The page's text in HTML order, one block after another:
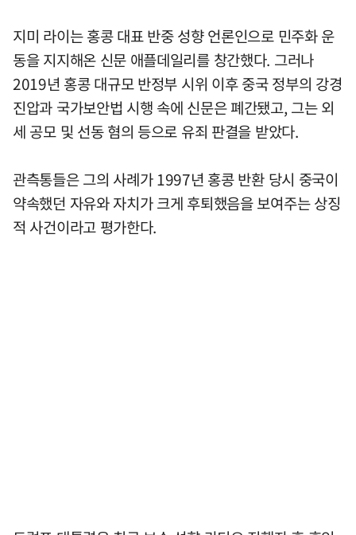
지미 라이는 홍콩 대표 반중 성향 언론인으로 민주화 운
동을 지지해온 신문 애플데일리를 창간했다. 그러나
2019년 홍콩 대규모 반정부 시위 이후 중국 정부의 강경
진압과 국가보안법 시행 속에 신문은 폐간됐고, 그는 외
세 공모 및 선동 혐의 등으로 유죄 판결을 받았다.
관측통들은 그의 사례가 1997년 홍콩 반환 당시 중국이
약속했던 자유와 자치가 크게 후퇴했음을 보여주는 상징
적 사건이라고 평가한다.